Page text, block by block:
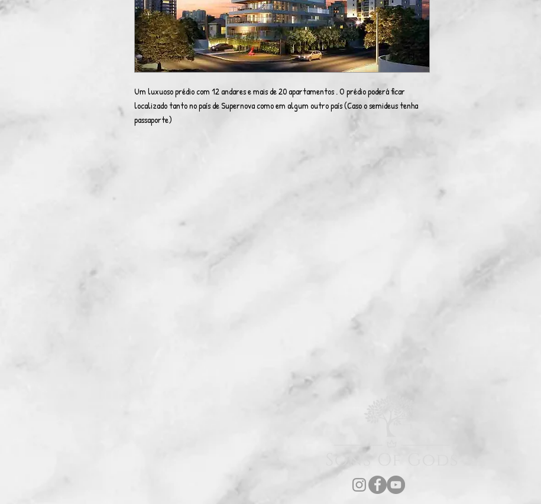
Um luxuoso prédio com 12 andares e mais de 20 apartamentos . O prédio poderá ficar
localizado tanto no país de Supernova como em algum outro país (Caso o semideus tenha
passaporte)